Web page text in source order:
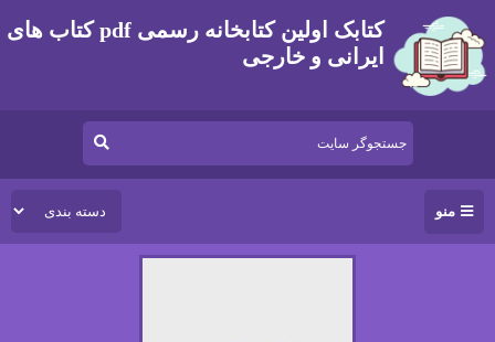
کتابک اولین کتابخانه رسمی pdf کتاب های
ایرانی و خارجی
منو